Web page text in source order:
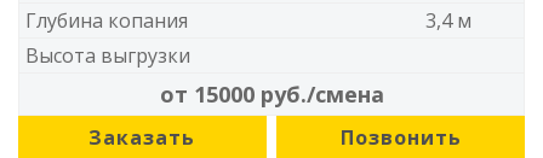
Глубина копания
3,4 м
Высота выгрузки
от 15000 руб./смена
Заказать Позвонить